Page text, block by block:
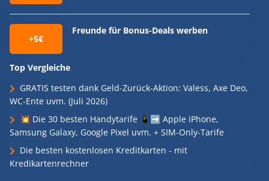
+5€
Freunde für Bonus-Deals werben
Top Vergleiche
GRATIS testen dank Geld-Zurück-Aktion: Valess, Axe Deo,
WC-Ente uvm. (Juli 2026)
💥 Die 30 besten Handytarife 📱➡️ Apple iPhone,
Samsung Galaxy, Google Pixel uvm. + SIM-Only-Tarife
Die besten kostenlosen Kreditkarten - mit
Kredikartenrechner